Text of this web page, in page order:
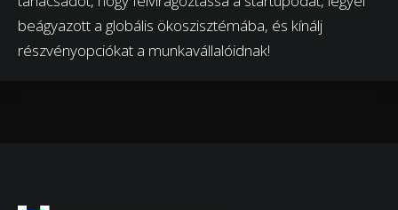
beágyazott a globális ökoszisztémába, és kínálj
részvényopciókat a munkavállalóidnak!